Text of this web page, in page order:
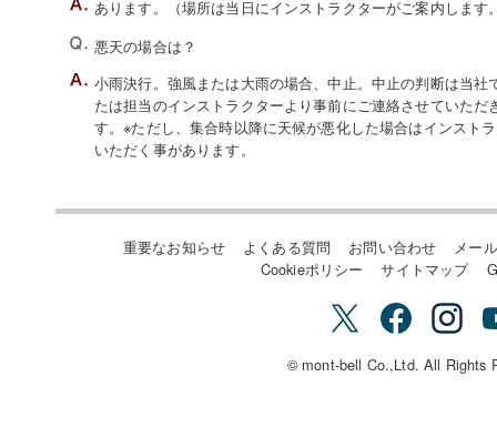
あります。（場所は当日にインストラクターがご案内します
悪天の場合は？
小雨決行。強風または大雨の場合、中止。中止の判断は当
たは担当のインストラクターより事前にご連絡させていた
す。※ただし、集合時以降に天候が悪化した場合はインスト
いただく事があります。
重要なお知らせ よくある質問 お問い合わせ
メー
Cookieポリシー
サイトマップ
© mont-bell Co.,Ltd. All Rights